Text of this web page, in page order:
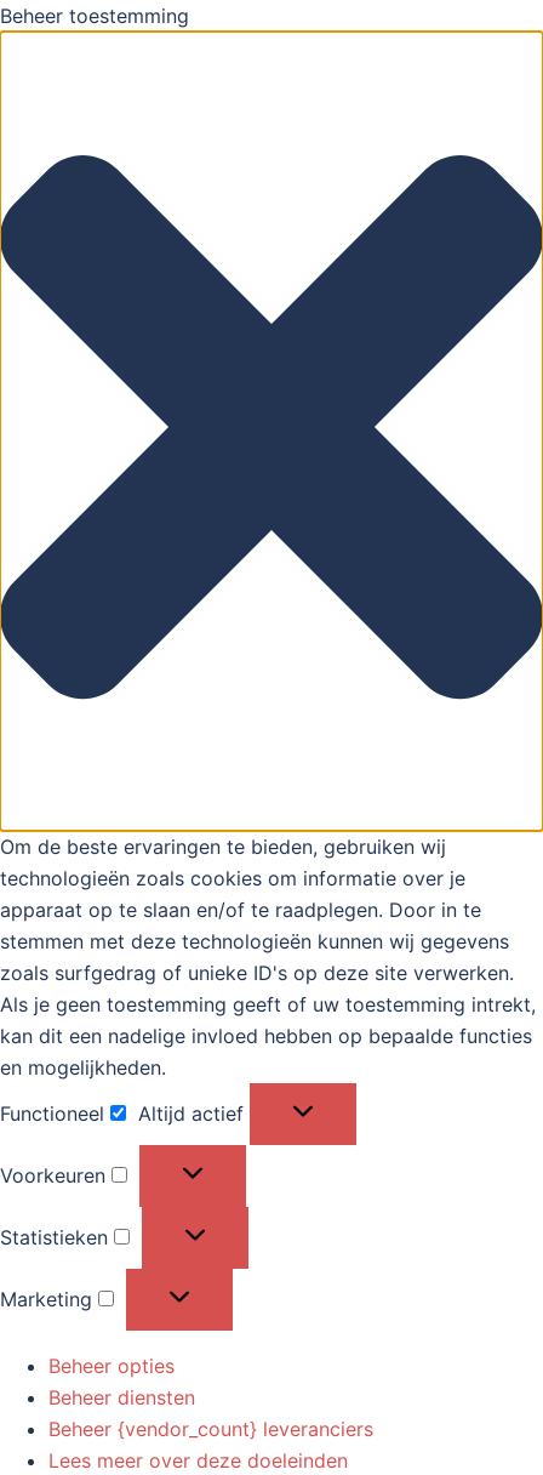
Beheer toestemming
Om de beste ervaringen te bieden, gebruiken wij
technologieën zoals cookies om informatie over je
apparaat op te slaan en/of te raadplegen. Door in te
stemmen met deze technologieën kunnen wij gegevens
zoals surfgedrag of unieke ID's op deze site verwerken.
Als je geen toestemming geeft of uw toestemming intrekt,
kan dit een nadelige invloed hebben op bepaalde functies
en mogelijkheden.
Functioneel
Functioneel
Altijd actief
Voorkeuren
Statistieken
Marketing
Beheer opties
Beheer diensten
Beheer {vendor_count} leveranciers
Lees meer over deze doeleinden